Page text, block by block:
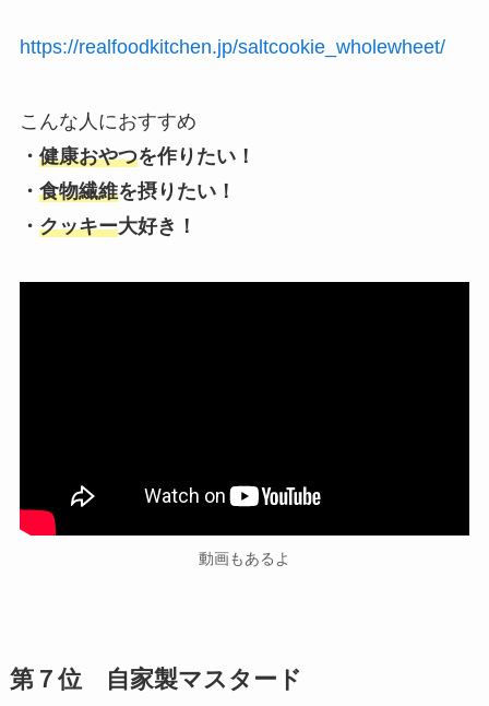
https://realfoodkitchen.jp/saltcookie_wholewheet/
こんな人におすすめ
・ 健康おやつを作りたい！
・ 食物繊維を摂りたい！
・ クッキー大好き！
動画もあるよ
第７位 自家製マスタード